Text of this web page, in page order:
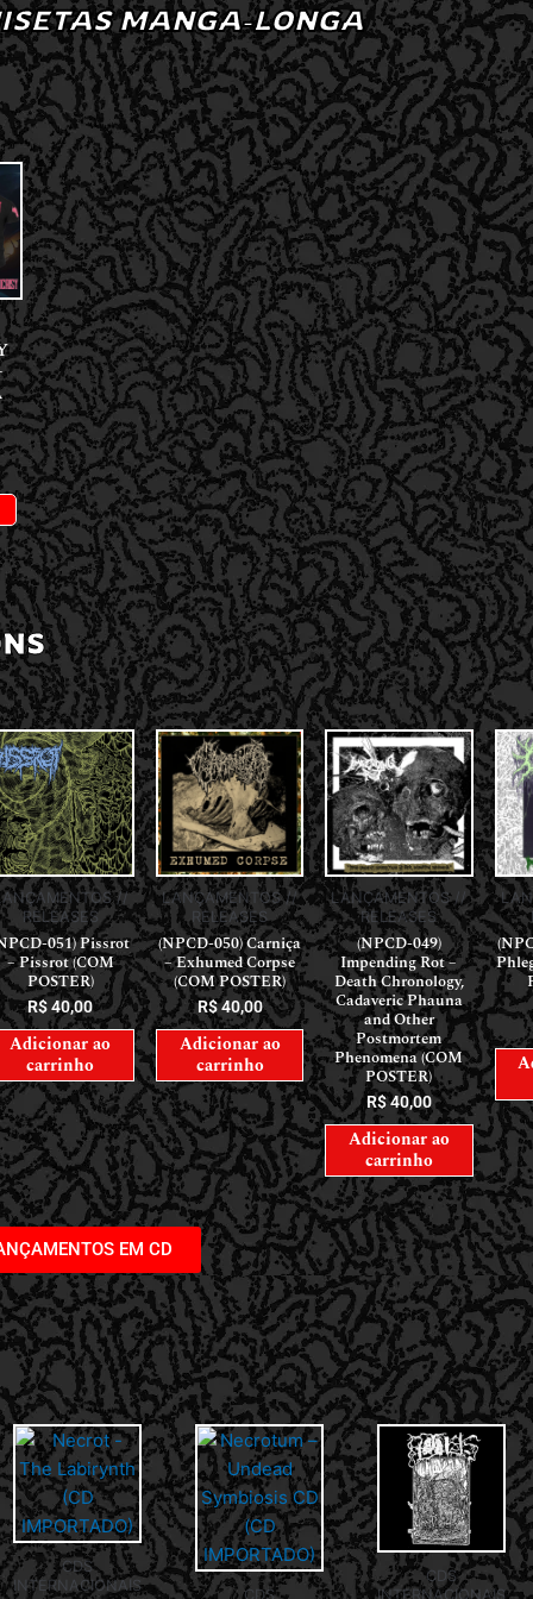
MANGA-LONGA
//
RELEASES
051) Pissrot
– Pissrot (COM
POSTER)
R$40,00
Adicionar ao
carrinho
LANÇAMENTOS //
RELEASES
(NPCD-050) Carniça
– Exhumed Corpse
(COM POSTER)
R$40,00
Adicionar ao
carrinho
LANÇAMENTOS //
RELEASES
(NPCD-049)
Impending Rot –
Death Chronology,
Cadaveric Phauna
and Other
Postmortem
Phenomena (COM
POSTER)
R$40,00
Adicionar ao
carrinho
EM CD
CDS
INTERNACIONAIS
CDS
CDS
INTERNACIONAIS